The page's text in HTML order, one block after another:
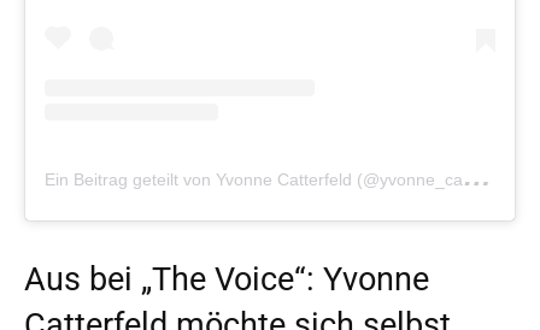
E
in Beitrag geteilt von Yvonne Catterfeld (@yvonne_catterfeld_offiziell)
Aus bei „The Voice“: Yvonne